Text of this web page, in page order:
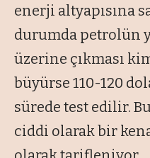
enerji altyapısına
durumda petrolün
üzerine çıkması
büyürse 110-120
sürede test edilir.
ciddi olarak bir